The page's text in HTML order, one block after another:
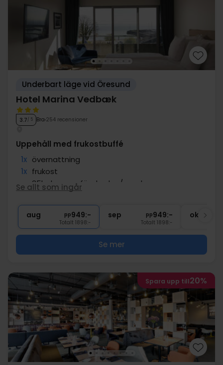
Underbart läge vid Öresund
Hotel Marina Vedbæk
3.7/ 5 Bra 254 recensioner
Uppehåll med frukostbuffé
1x övernattning
1x frukost
∞
35kr. kupong för drycker/snacks
Gratis parkering
1x kaffe att ta med
Se allt som ingår
aug pp949:-
Totalt 1898:-
sep pp949:-
Totalt 1898:-
okt
Se mer
Spara upp till20%